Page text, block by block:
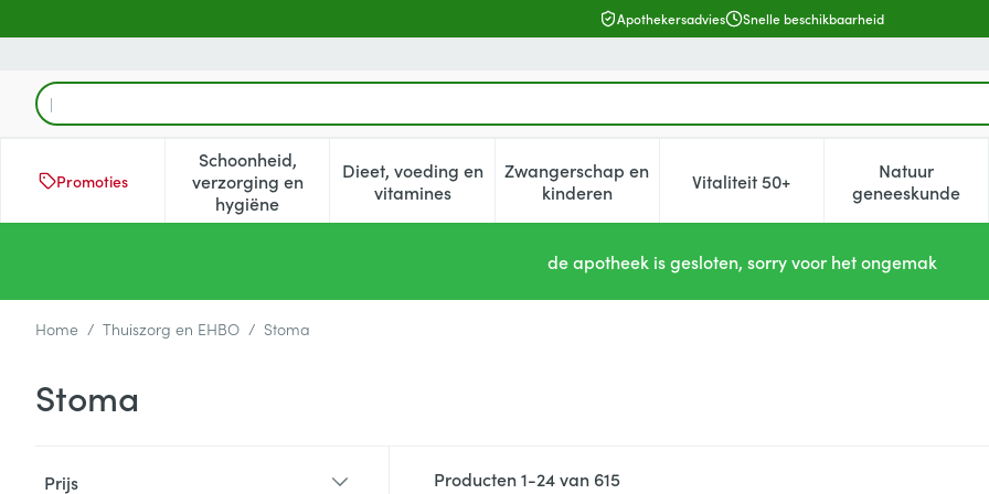
Apothekersadvies Snelle beschikbaarheid
Product, merk, categorie...
Promoties
Schoonheid,
verzorging en
hygiëne
Toon submenu voor Schoonheid, verzorging en hygiëne categorie
Dieet, voeding en
vitaminesToon submenu voor Dieet, voeding en vitamines categorie
Zwangerschap en
kinderenToon submenu voor Zwangerschap en kinderen
Vitaliteit 50+Toon submenu voor Vitaliteit
Natuur
geneeskunde
Toon
de apotheek is gesloten, sorry voor het ongemak
Home / Thuiszorg en EHBO / Stoma
Stoma
Prijs
Producten1-24van 615